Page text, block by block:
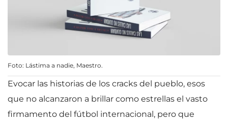
Foto: Lástima a nadie, Maestro.
Evocar las historias de los cracks del pueblo, esos
que no alcanzaron a brillar como estrellas el vasto
firmamento del fútbol internacional, pero que